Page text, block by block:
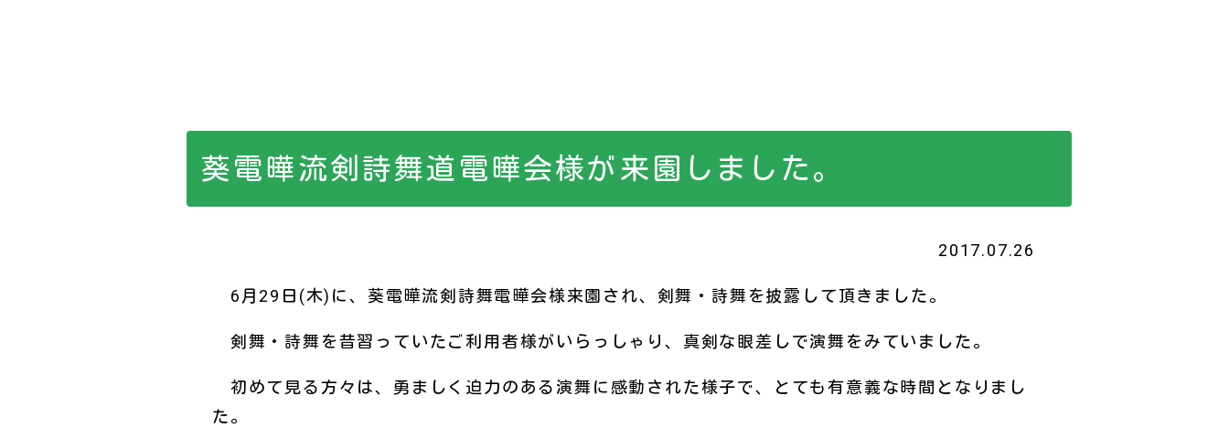
葵電曄流剣詩舞道電曄会様が来園しました。
2017.07.26
6月29日(木)に、葵電曄流剣詩舞電曄会様来園され、剣舞・詩舞を披露して頂きました。
剣舞・詩舞を昔習っていたご利用者様がいらっしゃり、真剣な眼差しで演舞をみていました。
初めて見る方々は、勇ましく迫力のある演舞に感動された様子で、とても有意義な時間となりまし
た。